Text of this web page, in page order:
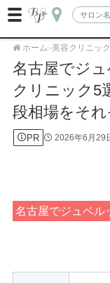
ホーム>美容クリニック
名古屋でジ
クリニック5
段相場をそ
PR 2026年6月29
名古屋でジュベル